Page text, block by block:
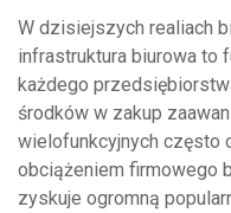
W dzisiejszych realiach
infrastruktura biurowa to
każdego
środków w zakup
wielofunkcyjnych często
obciążeniem firmowego
zyskuje ogromną